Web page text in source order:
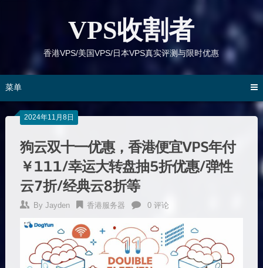
VPS收割者
香港VPS/美国VPS/日本VPS真实评测与限时优惠
菜单
2024年11月8日
狗云双十一优惠，香港便宜VPS年付
￥111/幸运大转盘抽5折优惠/弹性
云7折/经典云8折等
By Jayden 香港服务器 0 评论